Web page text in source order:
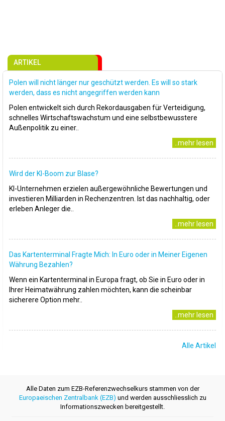
ARTIKEL
Polen will nicht länger nur geschützt werden. Es will so stark
werden, dass es nicht angegriffen werden kann
Polen entwickelt sich durch Rekordausgaben für Verteidigung,
schnelles Wirtschaftswachstum und eine selbstbewusstere
Außenpolitik zu einer..
..mehr lesen
Wird der KI-Boom zur Blase?
KI-Unternehmen erzielen außergewöhnliche Bewertungen und
investieren Milliarden in Rechenzentren. Ist das nachhaltig, oder
erleben Anleger die..
..mehr lesen
Das Kartenterminal Fragte Mich: In Euro oder in Meiner Eigenen
Währung Bezahlen?
Wenn ein Kartenterminal in Europa fragt, ob Sie in Euro oder in
Ihrer Heimatwährung zahlen möchten, kann die scheinbar
sicherere Option mehr..
..mehr lesen
Alle Artikel
Alle Daten zum EZB-Referenzwechselkurs stammen von der
Europaeischen Zentralbank (EZB) und werden ausschliesslich zu
Informationszwecken bereitgestellt.